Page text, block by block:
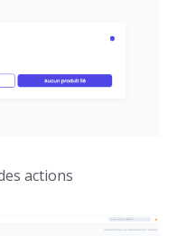
actions